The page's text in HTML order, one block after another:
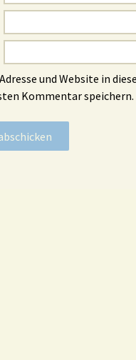
und Website in
Kommentar speichern.